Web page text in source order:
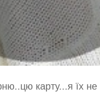
карту...я їх